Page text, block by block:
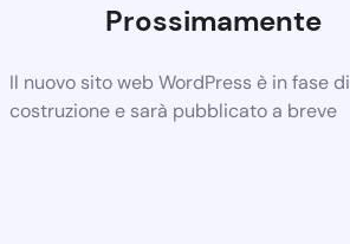
Prossimamente
Il nuovo sito web WordPress è in fase di
costruzione e sarà pubblicato a breve